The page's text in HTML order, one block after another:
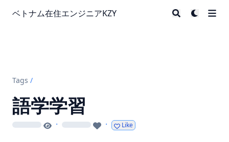
ベトナム在住エンジニアKZY
Tags /
語学学習
loading · loading · Like